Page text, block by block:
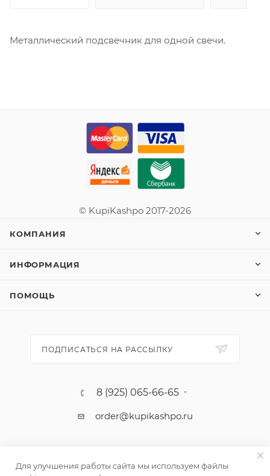
Металлический подсвечник для одной свечи.
© KupiKashpo 2017-2026
КОМПАНИЯ
ИНФОРМАЦИЯ
ПОМОЩЬ
ПОДПИСАТЬСЯ НА РАССЫЛКУ
8 (925) 065-66-65
order@kupikashpo.ru
Для улучшения работы сайта мы используем файлы